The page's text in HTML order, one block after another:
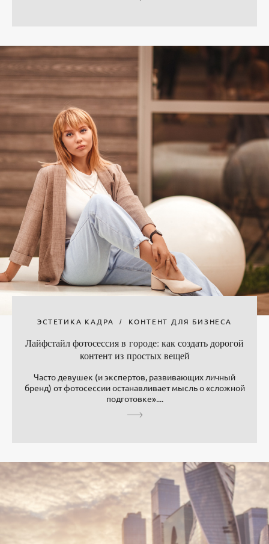
ЭСТЕТИКА КАДРА КОНТЕНТ ДЛЯ БИЗНЕСА
Лайфстайл фотосессия в городе: как создать дорогой
контент из простых вещей
Часто девушек (и экспертов, развивающих личный
бренд) от фотосессии останавливает мысль о «сложной
подготовке»....